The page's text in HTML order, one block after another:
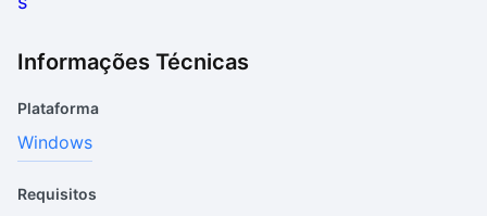
Informações Técnicas
Plataforma
Windows
Requisitos